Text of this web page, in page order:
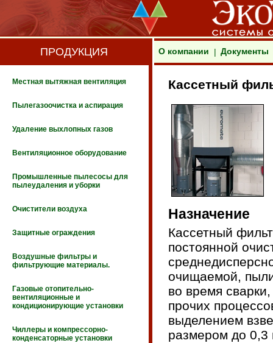
ПРОДУКЦИЯ
Местная вытяжная вентиляция
Пылегазоочистка и аспирация
Удаление выхлопных газов
Вентиляционное оборудование
Промышленные пылесосы для
пылеудаления и уборки
Очистители воздуха
Защитные ограждения
Воздушные фильтры и
фильтрующие материалы.
Газовые отопительно-
вентиляционные и
кондиционирующие установки
Чиллеры и компрессорно-
конденсаторные установки
О компании | Документы
Кассетный
Назначение
Кассетный
постоянной
очищаемой,
во время
прочих
выделением
размером до 0,3